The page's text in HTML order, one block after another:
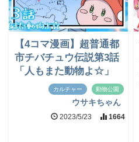
【4コマ漫画】超普通都
市チバチュウ伝説第3話
「人もまた動物よ☆」
カルチャー 動物公園
ウサキちゃん
2023/5/23 1664